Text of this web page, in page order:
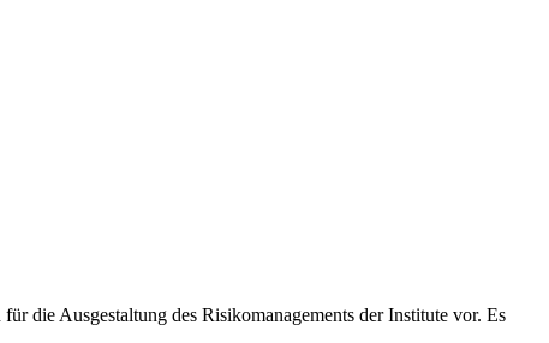
die Ausgestaltung des Risikomanagements der Institute vor. Es